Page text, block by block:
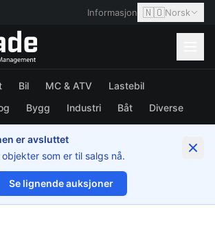
Informasjon 🇳🇴Norsk
Bil MC & ATV
Lastebil
Bygg Industri Båt Diverse
er avsluttet
som er til salgs nå.
Se lignende auksjoner
1/36